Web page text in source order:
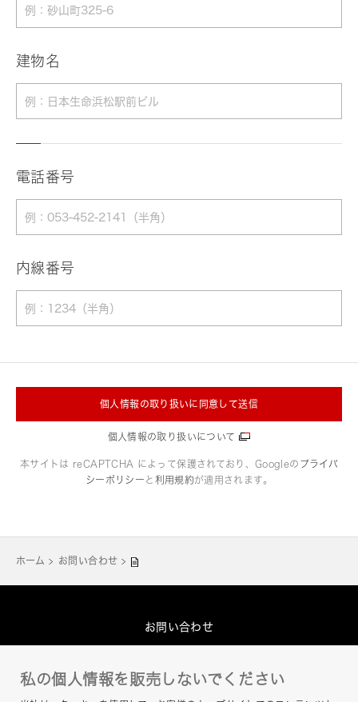
建物名
電話番号
内線番号
個人情報の取り扱いに同意して送信
個人情報の取り扱いについて
本サイトは reCAPTCHA によって保護されており、Googleの プライバ
シーポリシー と 利用規約が適用されます。
ホーム お問い合わせ
お問い合わせ
このサイトについて
私の個人情報を販売しないでください